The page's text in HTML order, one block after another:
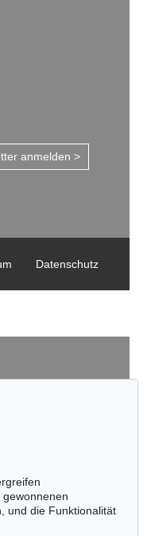
anmelden >
Datenschutz
und die Funktionalität